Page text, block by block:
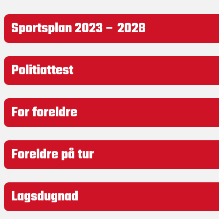
Sportsplan 2023 – 2028
Politiattest
For foreldre
Foreldre på tur
Lagsdugnad